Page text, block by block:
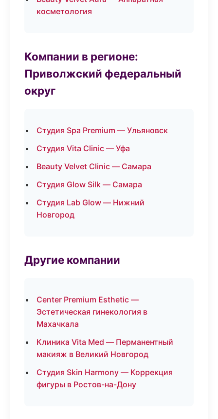
косметология
Компании в регионе:
Приволжский федеральный
округ
Студия Spa Premium — Ульяновск
Студия Vita Clinic — Уфа
Beauty Velvet Clinic — Самара
Студия Glow Silk — Самара
Студия Lab Glow — Нижний
Новгород
Другие компании
Center Premium Esthetic —
Эстетическая гинекология в
Махачкала
Клиника Vita Med — Перманентный
макияж в Великий Новгород
Студия Skin Harmony — Коррекция
фигуры в Ростов-на-Дону